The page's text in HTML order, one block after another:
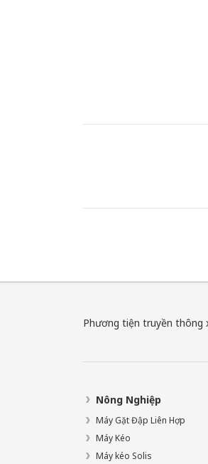
Phương tiện truyền thông
Nông Nghiệp
Máy Gặt Đập Liên Hợp
Máy Kéo
Máy kéo Solis